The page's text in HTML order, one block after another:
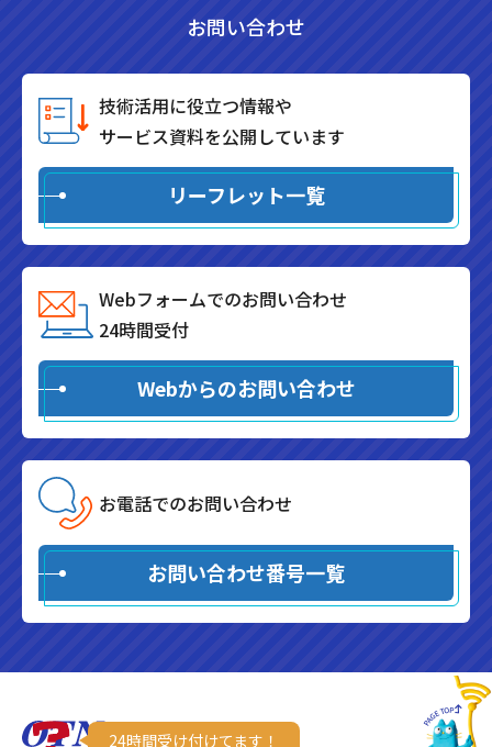
お問い合わせ
技術活用に役立つ情報や
サービス資料を公開しています
リーフレット一覧
Webフォームでのお問い合わせ
24時間受付
Webからのお問い合わせ
お電話でのお問い合わせ
お問い合わせ番号一覧
24時間受け付けてます！